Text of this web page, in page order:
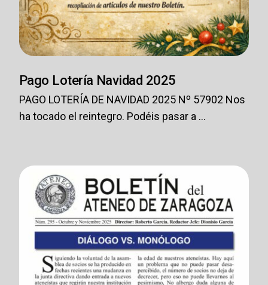
Pago Lotería Navidad 2025
PAGO LOTERÍA DE NAVIDAD 2025 Nº 57902 Nos
ha tocado el reintegro. Podéis pasar a ...